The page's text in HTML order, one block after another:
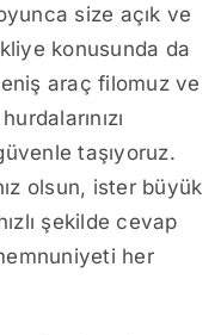
size açık ve
konusunda da
araç filomuz ve
taşıyoruz.
olsun, ister büyük
şekilde cevap
her